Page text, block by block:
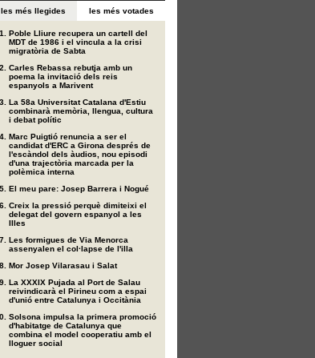
les més llegides les més votades
Poble Lliure recupera un cartell del
MDT de 1986 i el vincula a la crisi
migratòria de Sabta
Carles Rebassa rebutja amb un
poema la invitació dels reis
espanyols a Marivent
La 58a Universitat Catalana d'Estiu
combinarà memòria, llengua, cultura
i debat polític
Marc Puigtió renuncia a ser el
candidat d'ERC a Girona després de
l'escàndol dels àudios, nou episodi
d'una trajectòria marcada per la
polèmica interna
El meu pare: Josep Barrera i Nogué
Creix la pressió perquè dimiteixi el
delegat del govern espanyol a les
Illes
Les formigues de Via Menorca
assenyalen el col·lapse de l'illa
Mor Josep Vilarasau i Salat
La XXXIX Pujada al Port de Salau
reivindicarà el Pirineu com a espai
d'unió entre Catalunya i Occitània
Solsona impulsa la primera promoció
d'habitatge de Catalunya que
combina el model cooperatiu amb el
lloguer social